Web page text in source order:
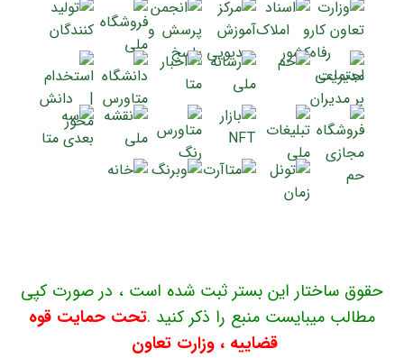
حقوق ساختار این بستر ثبت شده است ، در صورت کپی
مطالب میبایست منبع را ذکر کنید .تحت حمایت قوه
قضاییه ، وزارت تعاون